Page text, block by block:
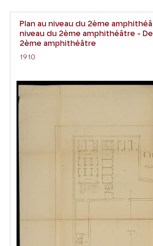
Plan au niveau du 2ème
niveau du 2ème amphithéâtre -
2ème amphithéâtre
1910